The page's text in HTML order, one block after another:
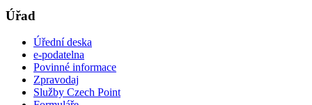
Úřad
Úřední deska
e-podatelna
Povinné informace
Zpravodaj
Služby Czech Point